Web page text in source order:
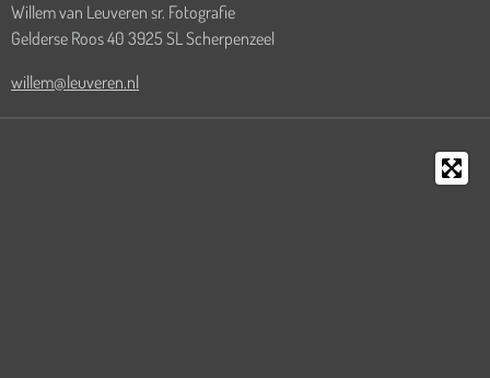
Willem van Leuveren sr. Fotografie
Gelderse Roos 40 3925 SL Scherpenzeel
willem@leuveren.nl